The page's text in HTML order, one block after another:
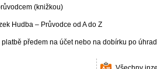
(knižkou)
Hudba – Průvodce od A do Z
předem na účet nebo na dobírku po